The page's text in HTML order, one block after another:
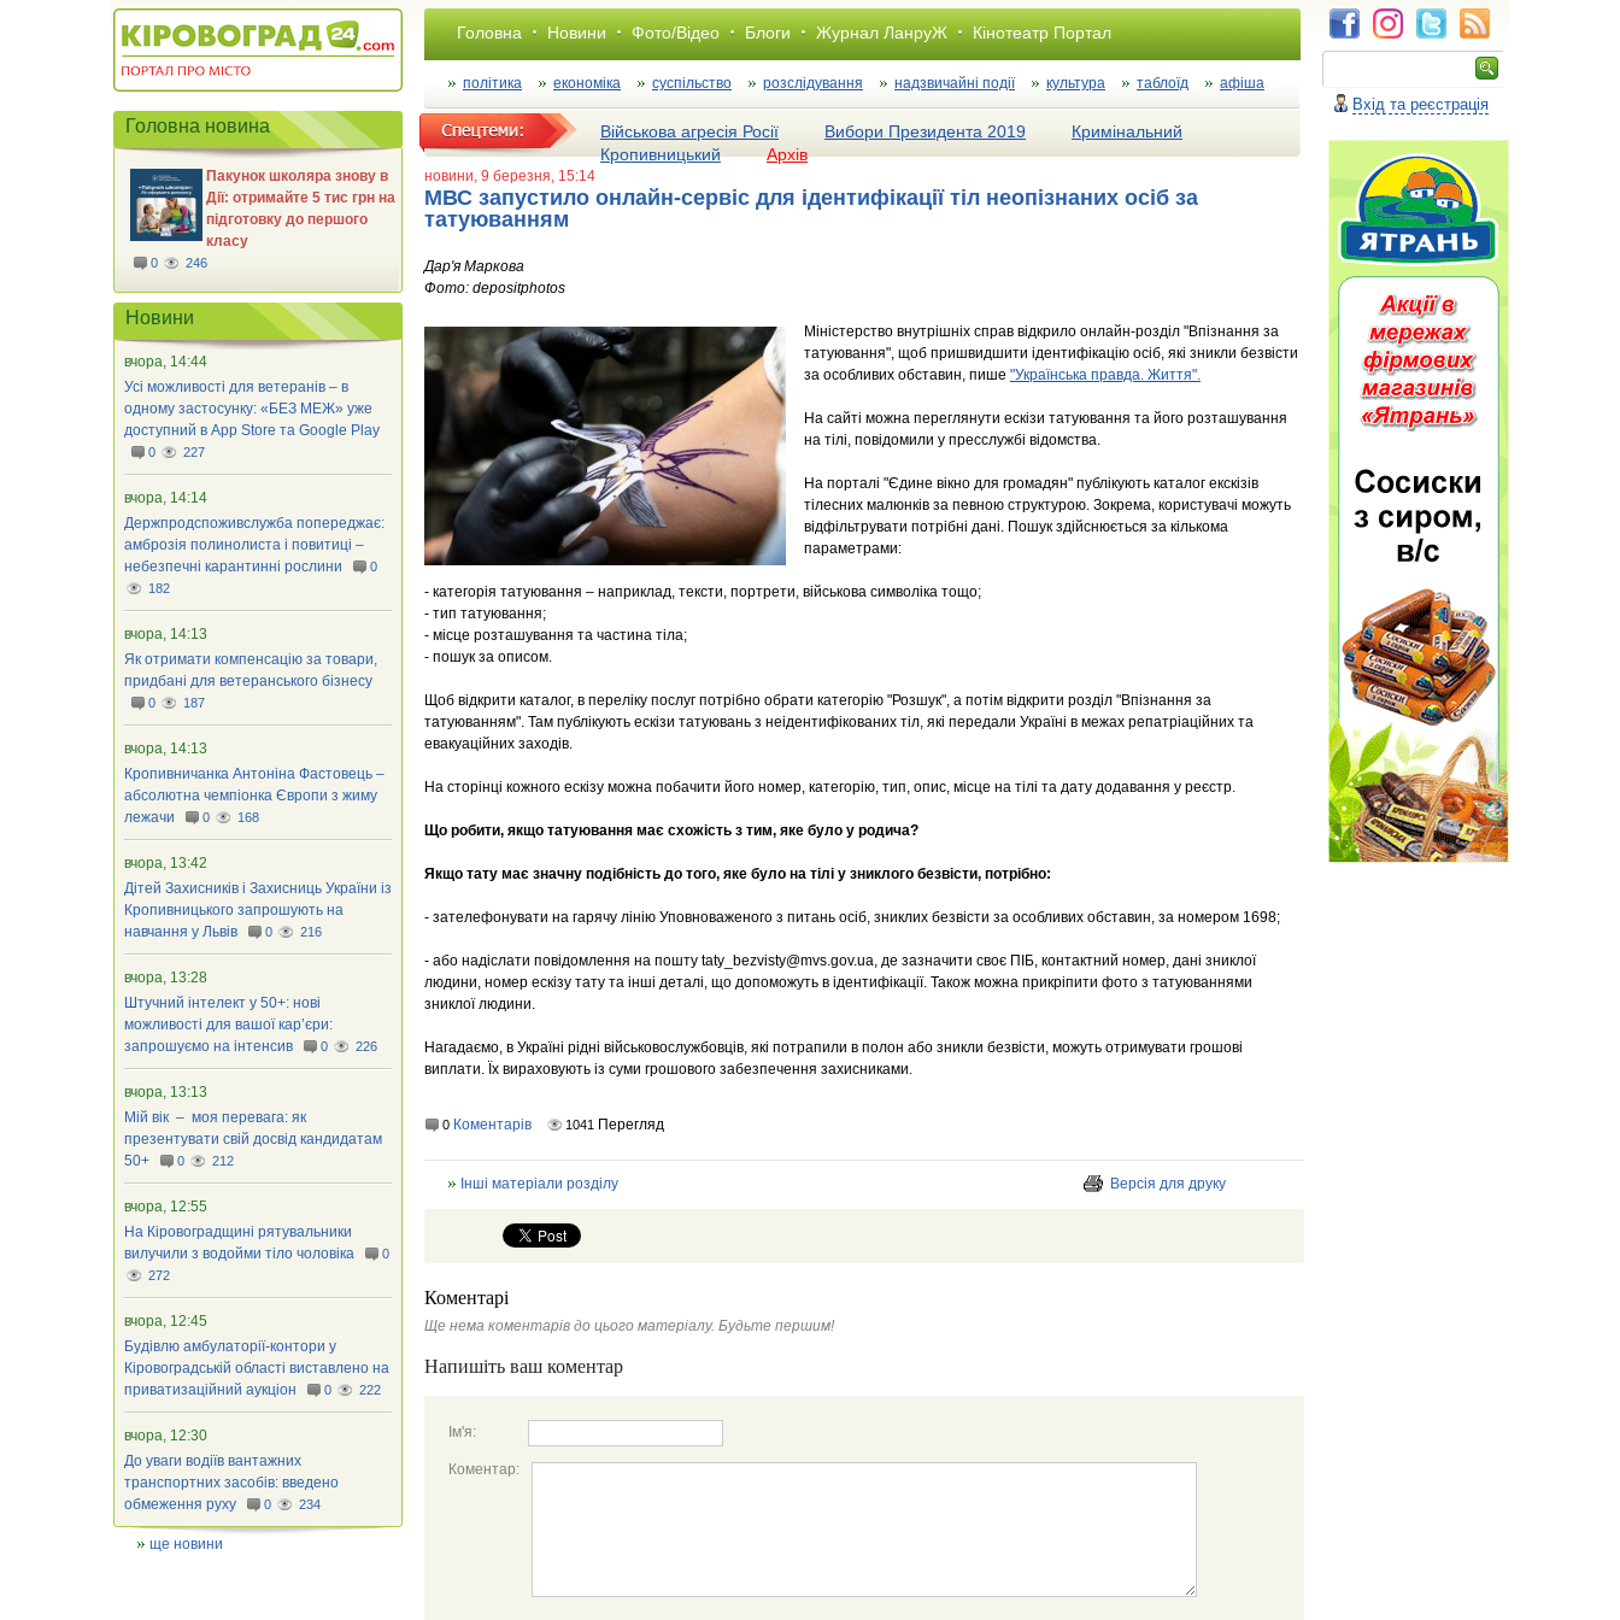
Головна Новини Фото/Відео Блоги Журнал ЛанруЖ Кінотеатр Портал
політика економіка суспільство розслiдування надзвичайні події культура таблоїд афіша
Військова агресія Росії Вибори Президента 2019
Кримінальний
Кропивницький
Архів
новини, 9 березня, 15:14
МВС запустило онлайн-сервіс для ідентифікації тіл неопізнаних осіб за
татуюванням
Дар'я Маркова
Фото: depositphotos
Міністерство внутрішніх справ відкрило онлайн-розділ "Впізнання за
татуювання", щоб пришвидшити ідентифікацію осіб, які зникли безвісти
за особливих обставин, пише "Українська правда. Життя".
На сайті можна переглянути ескізи татуювання та його розташування
на тілі, повідомили у пресслужбі відомства.
На порталі "Єдине вікно для громадян" публікують каталог екскізів
тілесних малюнків за певною структурою. Зокрема, користувачі можуть
відфільтрувати потрібні дані. Пошук здійснюється за кількома
параметрами:
- категорія татуювання – наприклад, тексти, портрети, військова символіка тощо;
- тип татуювання;
- місце розташування та частина тіла;
- пошук за описом.
Щоб відкрити каталог, в переліку послуг потрібно обрати категорію "Розшук", а потім відкрити розділ "Впізнання за
татуюванням". Там публікують ескізи татуювань з неідентифікованих тіл, які передали Україні в межах репатріаційних та
евакуаційних заходів.
На сторінці кожного ескізу можна побачити його номер, категорію, тип, опис, місце на тілі та дату додавання у реєстр.
Що робити, якщо татуювання має схожість з тим, яке було у родича?
Якщо тату має значну подібність до того, яке було на тілі у зниклого безвісти, потрібно:
- зателефонувати на гарячу лінію Уповноваженого з питань осіб, зниклих безвісти за особливих обставин, за номером 1698;
- або надіслати повідомлення на пошту taty_bezvisty@mvs.gov.ua, де зазначити своє ПІБ, контактний номер, дані зниклої
людини, номер ескізу тату та інші деталі, що допоможуть в ідентифікації. Також можна прикріпити фото з татуюваннями
зниклої людини.
Нагадаємо, в Україні рідні військовослужбовців, які потрапили в полон або зникли безвісти, можуть отримувати грошові
виплати. Їх вираховують із суми грошового забезпечення захисниками.
0 Коментарів 1041 Перегляд
Інші матеріали розділу Версія для друку
Коментарі
Ще нема коментарів до цього матеріалу. Будьте першим!
Напишіть ваш коментар
Ім'я:
Коментар:
Головна новина
Пакунок школяра знову в
Дії: отримайте 5 тис грн на
підготовку до першого
класу
0 246
Новини
вчора, 14:44
Усі можливості для ветеранів – в
одному застосунку: «БЕЗ МЕЖ» уже
доступний в App Store та Google Play
0 227
вчора, 14:14
Держпродспоживслужба попереджає:
амброзія полинолиста і повитиці –
небезпечні карантинні рослини
0
182
вчора, 14:13
Як отримати компенсацію за товари,
придбані для ветеранського бізнесу
0 187
вчора, 14:13
Кропивничанка Антоніна Фастовець –
абсолютна чемпіонка Європи з жиму
лежачи
0 168
вчора, 13:42
Дітей Захисників і Захисниць України із
Кропивницького запрошують на
навчання у Львів
0 216
вчора, 13:28
Штучний інтелект у 50+: нові
можливості для вашої кар’єри:
запрошуємо на інтенсив
0 226
вчора, 13:13
Мій вік – моя перевага: як
презентувати свій досвід кандидатам
50+
0 212
вчора, 12:55
На Кіровоградщині рятувальники
вилучили з водойми тіло чоловіка
0
272
вчора, 12:45
Будівлю амбулаторії-контори у
Кіровоградській області виставлено на
приватизаційний аукціон
0 222
вчора, 12:30
До уваги водіїв вантажних
транспортних засобів: введено
обмеження руху
0 234
ще новини
Вхід та реєстрація